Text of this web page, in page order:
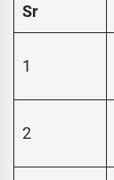
Sr
1
2